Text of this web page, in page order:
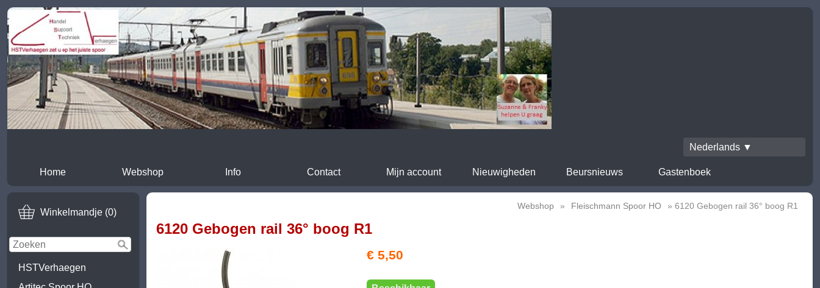
Nederlands ▼
Home Webshop Info Contact Mijn account Nieuwigheden Beursnieuws Gastenboek
Winkelmandje (0)
HSTVerhaegen
Webshop » Fleischmann Spoor HO » 6120 Gebogen rail 36° boog R1
6120 Gebogen rail 36° boog R1
€ 5,50